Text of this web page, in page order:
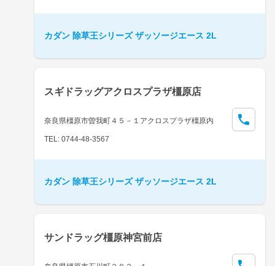
カダン 除草王シリーズ ザッソージエース 2L
スギドラッグアクロスプラザ橿原店
奈良県橿原市曽我町４５－１アクロスプラザ橿原内
TEL: 0744-48-3567
カダン 除草王シリーズ ザッソージエース 2L
サンドラッグ橿原神宮前店